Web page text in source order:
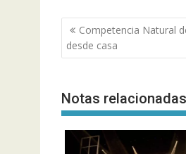
Navegación
de
entradas
Competencia Natural
desde casa
Notas relacionadas